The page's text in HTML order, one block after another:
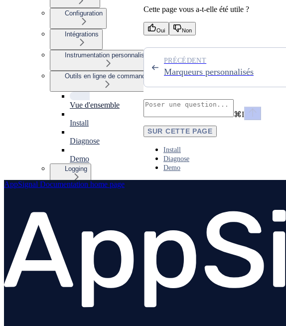
Configuration
Intégrations
Instrumentation personnalisée
Outils en ligne de commande
Vue d'ensemble
Install
Diagnose
Demo
Logging
Elixir
Cette page vous a-t-elle été utile ?
Oui Non
Marqueurs personnalisés
PRÉCÉDENT
⌘I
SUR CETTE PAGE
Install
Diagnose
Demo
AppSignal Documentation home page